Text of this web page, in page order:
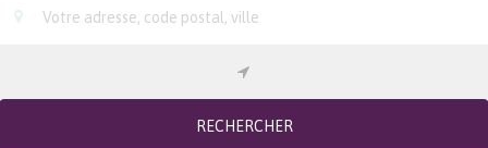
RECHERCHER